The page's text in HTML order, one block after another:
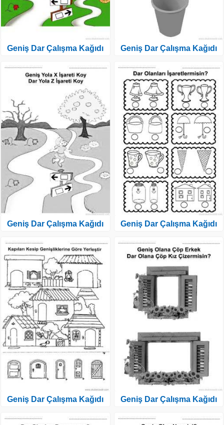
Geniş Dar Çalışma Kağıdı
Geniş Dar Çalışma Kağıdı
Geniş Dar Çalışma Kağıdı
Geniş Dar Çalışma Kağıdı
Geniş Dar Çalışma Kağıdı
Geniş Dar Çalışma Kağıdı